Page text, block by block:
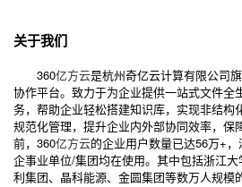
关于我们
360亿方云是杭州奇亿云计算有限公司
协作平台。致力于为企业提供一站式文件全
务，帮助企业轻松搭建知识库，实现非结构
规范化管理，提升企业内外部协同效率，保
前，360亿方云的企业用户数量已达56万+
企事业单位/集团均在使用。其中包括浙江
利集团、晶科能源、金圆集团等数万人规模